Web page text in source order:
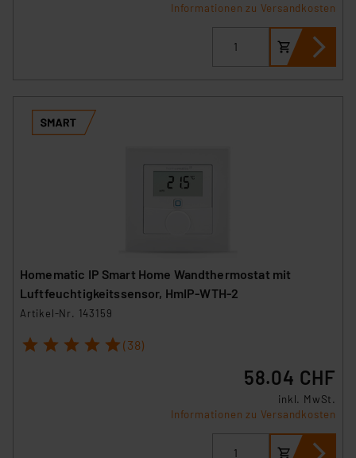
Informationen zu Versandkosten
Homematic IP Smart Home Wandthermostat mit
Luftfeuchtigkeitssensor, HmIP-WTH-2
Artikel-Nr. 143159
1 2 3 4 5 (38)
58.04 CHF
inkl. MwSt.
Informationen zu Versandkosten